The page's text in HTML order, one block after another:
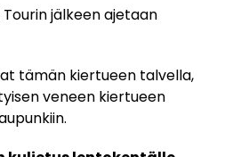
jälkeen ajetaan
tämän kiertueen talvella,
veneen kiertueen